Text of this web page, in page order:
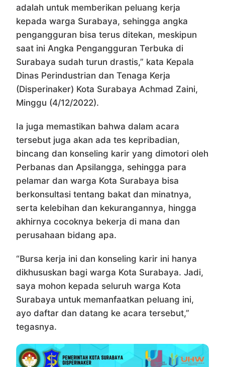
adalah untuk memberikan peluang kerja
kepada warga Surabaya, sehingga angka
pengangguran bisa terus ditekan, meskipun
saat ini Angka Pengangguran Terbuka di
Surabaya sudah turun drastis,” kata Kepala
Dinas Perindustrian dan Tenaga Kerja
(Disperinaker) Kota Surabaya Achmad Zaini,
Minggu (4/12/2022).
Ia juga memastikan bahwa dalam acara
tersebut juga akan ada tes kepribadian,
bincang dan konseling karir yang dimotori oleh
Perbanas dan Apsilangga, sehingga para
pelamar dan warga Kota Surabaya bisa
berkonsultasi tentang bakat dan minatnya,
serta kelebihan dan kekurangannya, hingga
akhirnya cocoknya bekerja di mana dan
perusahaan bidang apa.
“Bursa kerja ini dan konseling karir ini hanya
dikhususkan bagi warga Kota Surabaya. Jadi,
saya mohon kepada seluruh warga Kota
Surabaya untuk memanfaatkan peluang ini,
ayo daftar dan datang ke acara tersebut,”
tegasnya.